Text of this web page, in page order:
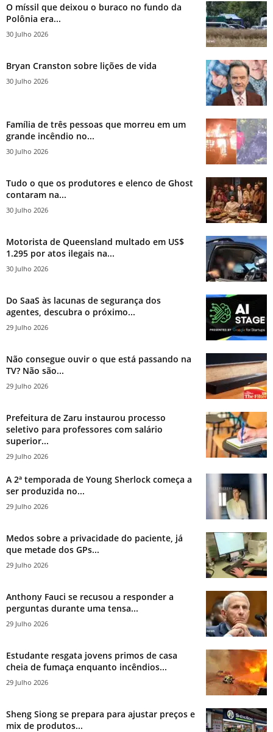
O míssil que deixou o buraco no fundo da
Polônia era...
30 Julho 2026
Bryan Cranston sobre lições de vida
30 Julho 2026
Família de três pessoas que morreu em um
grande incêndio no...
30 Julho 2026
Tudo o que os produtores e elenco de Ghost
contaram na...
30 Julho 2026
Motorista de Queensland multado em US$
1.295 por atos ilegais na...
30 Julho 2026
Do SaaS às lacunas de segurança dos
agentes, descubra o próximo...
29 Julho 2026
Não consegue ouvir o que está passando na
TV? Não são...
29 Julho 2026
Prefeitura de Zaru instaurou processo
seletivo para professores com salário
superior...
29 Julho 2026
A 2ª temporada de Young Sherlock começa a
ser produzida no...
29 Julho 2026
Medos sobre a privacidade do paciente, já
que metade dos GPs...
29 Julho 2026
Anthony Fauci se recusou a responder a
perguntas durante uma tensa...
29 Julho 2026
Estudante resgata jovens primos de casa
cheia de fumaça enquanto incêndios...
29 Julho 2026
Sheng Siong se prepara para ajustar preços e
mix de produtos...